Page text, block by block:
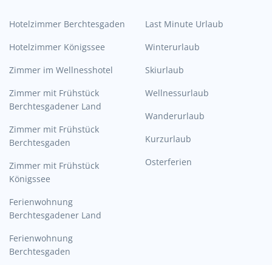
Hotelzimmer Berchtesgaden
Hotelzimmer Königssee
Zimmer im Wellnesshotel
Zimmer mit Frühstück
Berchtesgadener Land
Zimmer mit Frühstück
Berchtesgaden
Zimmer mit Frühstück
Königssee
Ferienwohnung
Berchtesgadener Land
Ferienwohnung
Berchtesgaden
Last Minute Urlaub
Winterurlaub
Skiurlaub
Wellnessurlaub
Wanderurlaub
Kurzurlaub
Osterferien